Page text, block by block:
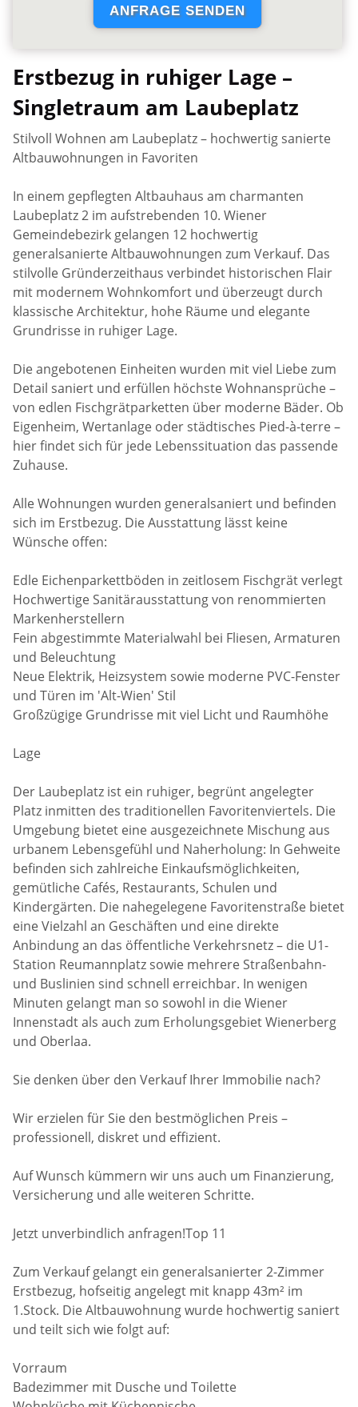
Erstbezug in ruhiger Lage –
Singletraum am Laubeplatz
Stilvoll Wohnen am Laubeplatz – hochwertig sanierte
Altbauwohnungen in Favoriten
In einem gepflegten Altbauhaus am charmanten
Laubeplatz 2 im aufstrebenden 10. Wiener
Gemeindebezirk gelangen 12 hochwertig
generalsanierte Altbauwohnungen zum Verkauf. Das
stilvolle Gründerzeithaus verbindet historischen Flair
mit modernem Wohnkomfort und überzeugt durch
klassische Architektur, hohe Räume und elegante
Grundrisse in ruhiger Lage.
Die angebotenen Einheiten wurden mit viel Liebe zum
Detail saniert und erfüllen höchste Wohnansprüche –
von edlen Fischgrätparketten über moderne Bäder. Ob
Eigenheim, Wertanlage oder städtisches Pied-à-terre –
hier findet sich für jede Lebenssituation das passende
Zuhause.
Alle Wohnungen wurden generalsaniert und befinden
sich im Erstbezug. Die Ausstattung lässt keine
Wünsche offen:
Edle Eichenparkettböden in zeitlosem Fischgrät verlegt
Hochwertige Sanitärausstattung von renommierten
Markenherstellern
Fein abgestimmte Materialwahl bei Fliesen, Armaturen
und Beleuchtung
Neue Elektrik, Heizsystem sowie moderne PVC-Fenster
und Türen im 'Alt-Wien' Stil
Großzügige Grundrisse mit viel Licht und Raumhöhe
Lage
Der Laubeplatz ist ein ruhiger, begrünt angelegter
Platz inmitten des traditionellen Favoritenviertels. Die
Umgebung bietet eine ausgezeichnete Mischung aus
urbanem Lebensgefühl und Naherholung: In Gehweite
befinden sich zahlreiche Einkaufsmöglichkeiten,
gemütliche Cafés, Restaurants, Schulen und
Kindergärten. Die nahegelegene Favoritenstraße bietet
eine Vielzahl an Geschäften und eine direkte
Anbindung an das öffentliche Verkehrsnetz – die U1-
Station Reumannplatz sowie mehrere Straßenbahn-
und Buslinien sind schnell erreichbar. In wenigen
Minuten gelangt man so sowohl in die Wiener
Innenstadt als auch zum Erholungsgebiet Wienerberg
und Oberlaa.
Sie denken über den Verkauf Ihrer Immobilie nach?
Wir erzielen für Sie den bestmöglichen Preis –
professionell, diskret und effizient.
Auf Wunsch kümmern wir uns auch um Finanzierung,
Versicherung und alle weiteren Schritte.
Jetzt unverbindlich anfragen!Top 11
Zum Verkauf gelangt ein generalsanierter 2-Zimmer
Erstbezug, hofseitig angelegt mit knapp 43m² im
1.Stock. Die Altbauwohnung wurde hochwertig saniert
und teilt sich wie folgt auf:
Vorraum
Badezimmer mit Dusche und Toilette